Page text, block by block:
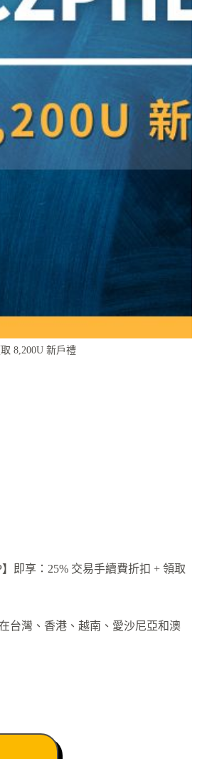
8,200U 新戶禮
即享：25% 交易手續費折扣 + 領取
台灣、香港、越南、愛沙尼亞和澳